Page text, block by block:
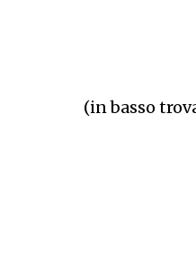
(in basso